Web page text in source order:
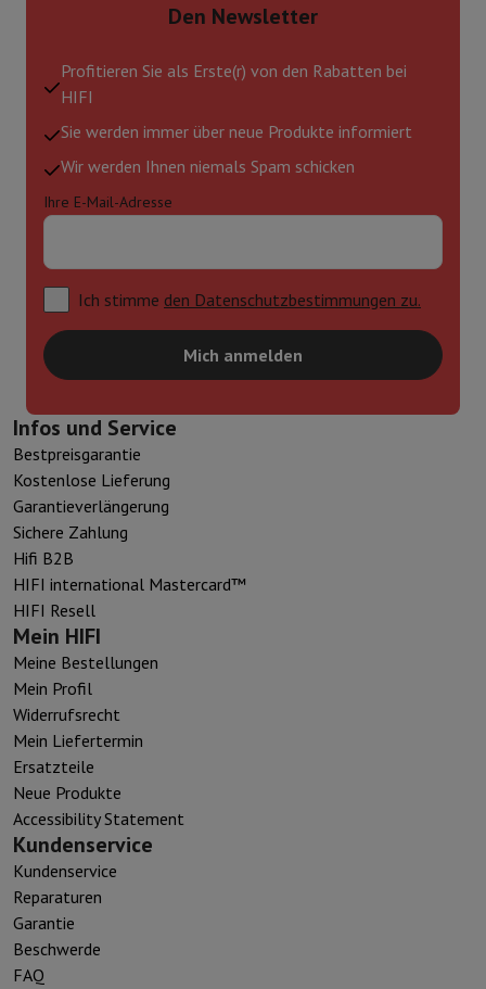
Den Newsletter
Profitieren Sie als Erste(r) von den Rabatten bei
HIFI
Sie werden immer über neue Produkte informiert
Wir werden Ihnen niemals Spam schicken
Ihre E-Mail-Adresse
Ich stimme den Datenschutzbestimmungen zu.
Mich anmelden
Infos und Service
Bestpreisgarantie
Kostenlose Lieferung
Garantieverlängerung
Sichere Zahlung
Hifi B2B
HIFI international Mastercard™
HIFI Resell
Mein HIFI
Meine Bestellungen
Mein Profil
Widerrufsrecht
Mein Liefertermin
Ersatzteile
Neue Produkte
Accessibility Statement
Kundenservice
Kundenservice
Reparaturen
Garantie
Beschwerde
FAQ